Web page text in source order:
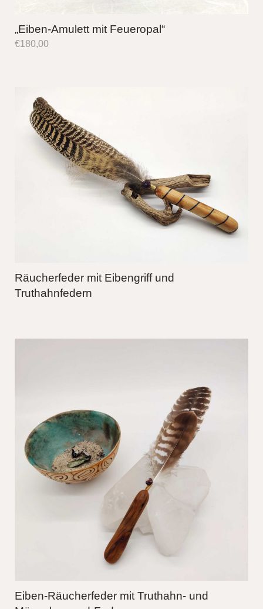
„Eiben-Amulett mit Feueropal“
€180,00
Räucherfeder mit Eibengriff und
Truthahnfedern
Eiben-Räucherfeder mit Truthahn- und